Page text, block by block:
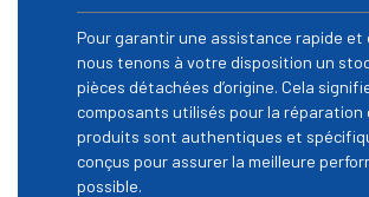
Pour garantir une assistance rapide et
nous tenons à votre disposition un
pièces détachées d’origine. Cela
composants utilisés pour la réparation
produits sont authentiques et
conçus pour assurer la meilleure
possible.